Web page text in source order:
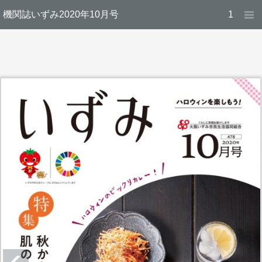
機関誌いずみ2020年10月号 1